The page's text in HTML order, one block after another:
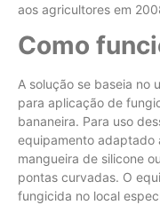
aos agricultores em
Como
A solução se baseia no
para aplicação de
bananeira. Para uso
equipamento adaptado
mangueira de silicone
pontas curvadas. O
fungicida no local